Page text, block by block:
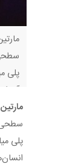
پلی
آن
سطحی
پلی